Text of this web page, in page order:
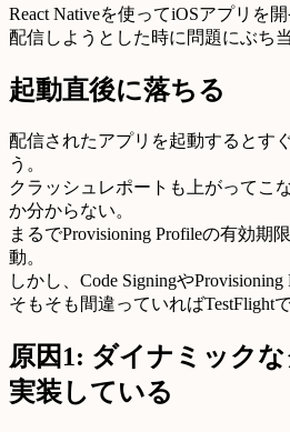
React Nativeを使ってiOSアプリを
配信しようとした時に問題にぶち
起動直後に落ちる
配信されたアプリを起動するとす
う。
クラッシュレポートも上がってこ
か分からない。
まるでProvisioning Profileの有効期
動。
しかし、Code Signingや
そもそも間違っていればTestFlight
原因1: ダイナミック
実装している